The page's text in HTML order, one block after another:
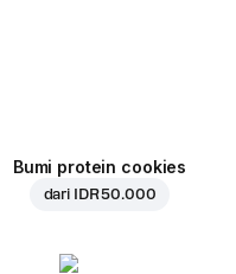
Bumi protein cookies
dari IDR 50.000